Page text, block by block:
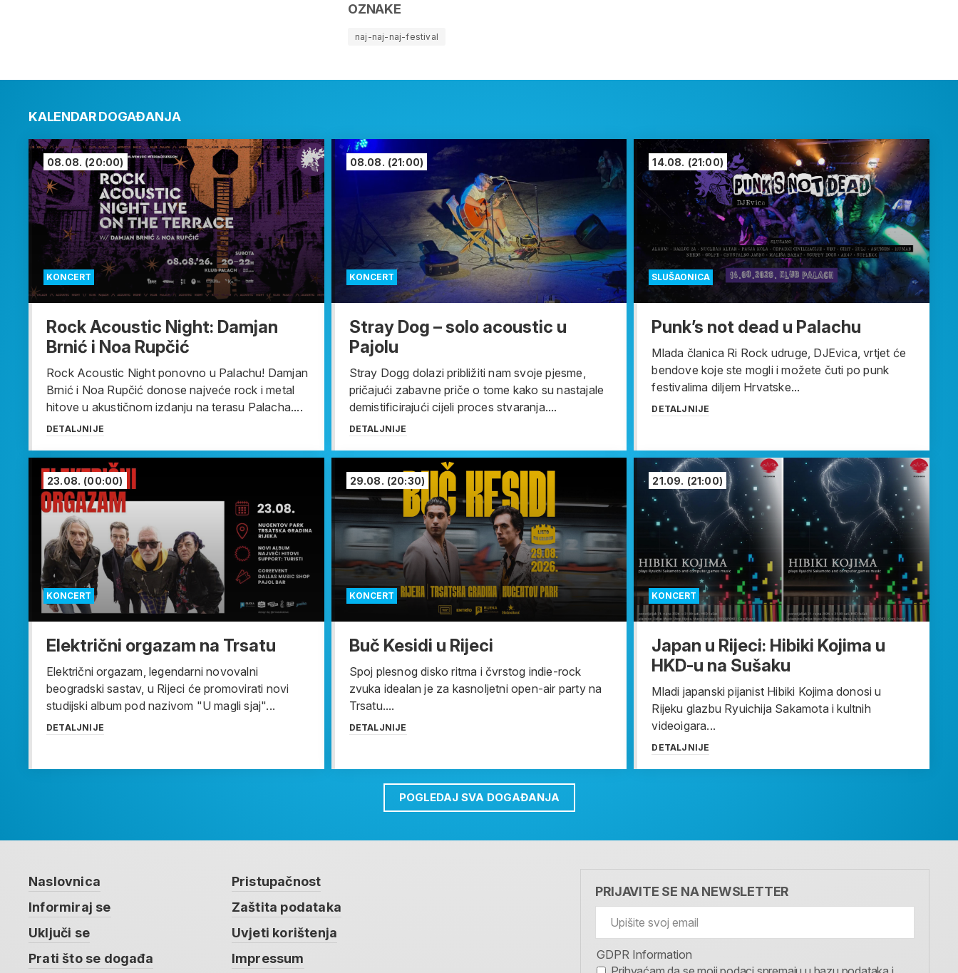
OZNAKE
naj-naj-naj-festival
KALENDAR DOGAĐANJA
KONCERT
08.08. (20:00)
Rock Acoustic Night: Damjan
Brnić i Noa Rupčić
Rock Acoustic Night ponovno u Palachu! Damjan
Brnić i Noa Rupčić donose najveće rock i metal
hitove u akustičnom izdanju na terasu Palacha....
DETALJNIJE
KONCERT
08.08. (21:00)
Stray Dog – solo acoustic u
Pajolu
Stray Dogg dolazi približiti nam svoje pjesme,
pričajući zabavne priče o tome kako su nastajale
demistificirajući cijeli proces stvaranja....
DETALJNIJE
SLUŠAONICA
14.08. (21:00)
Punk’s not dead u Palachu
Mlada članica Ri Rock udruge, DJEvica, vrtjet će
bendove koje ste mogli i možete čuti po punk
festivalima diljem Hrvatske...
DETALJNIJE
KONCERT
23.08. (00:00)
Električni orgazam na Trsatu
Električni orgazam, legendarni novovalni
beogradski sastav, u Rijeci će promovirati novi
studijski album pod nazivom "U magli sjaj"...
DETALJNIJE
KONCERT
29.08. (20:30)
Buč Kesidi u Rijeci
Spoj plesnog disko ritma i čvrstog indie-rock
zvuka idealan je za kasnoljetni open-air party na
Trsatu....
DETALJNIJE
KONCERT
21.09. (21:00)
Japan u Rijeci: Hibiki Kojima u
HKD-u na Sušaku
Mladi japanski pijanist Hibiki Kojima donosi u
Rijeku glazbu Ryuichija Sakamota i kultnih
videoigara...
DETALJNIJE
POGLEDAJ SVA DOGAĐANJA
Naslovnica
Informiraj se
Uključi se
Prati što se događa
Pristupačnost
Zaštita podataka
Uvjeti korištenja
Impressum
PRIJAVITE SE NA NEWSLETTER
GDPR Information